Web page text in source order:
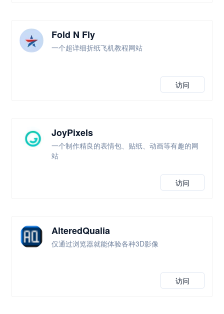
Fold N Fly
一个超详细折纸飞机教程网站
访问
JoyPixels
一个制作精良的表情包、贴纸、动画等有趣的网
站
访问
AlteredQualia
仅通过浏览器就能体验各种3D影像
访问